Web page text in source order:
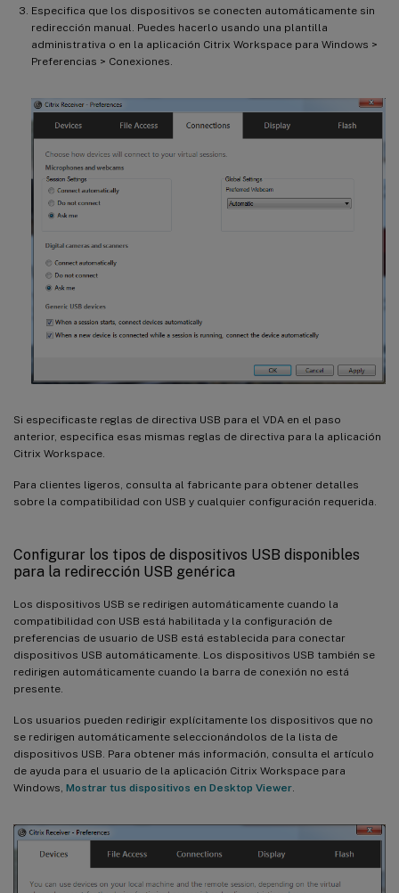
Especifica que los dispositivos se conecten automáticamente sin
redirección manual. Puedes hacerlo usando una plantilla
administrativa o en la aplicación Citrix Workspace para Windows >
Preferencias > Conexiones.
Si especificaste reglas de directiva USB para el VDA en el paso
anterior, especifica esas mismas reglas de directiva para la aplicación
Citrix Workspace.
Para clientes ligeros, consulta al fabricante para obtener detalles
sobre la compatibilidad con USB y cualquier configuración requerida.
Configurar los tipos de dispositivos USB disponibles
para la redirección USB genérica
Los dispositivos USB se redirigen automáticamente cuando la
compatibilidad con USB está habilitada y la configuración de
preferencias de usuario de USB está establecida para conectar
dispositivos USB automáticamente. Los dispositivos USB también se
redirigen automáticamente cuando la barra de conexión no está
presente.
Los usuarios pueden redirigir explícitamente los dispositivos que no
se redirigen automáticamente seleccionándolos de la lista de
dispositivos USB. Para obtener más información, consulta el artículo
de ayuda para el usuario de la aplicación Citrix Workspace para
Windows, Mostrar tus dispositivos en Desktop Viewer.